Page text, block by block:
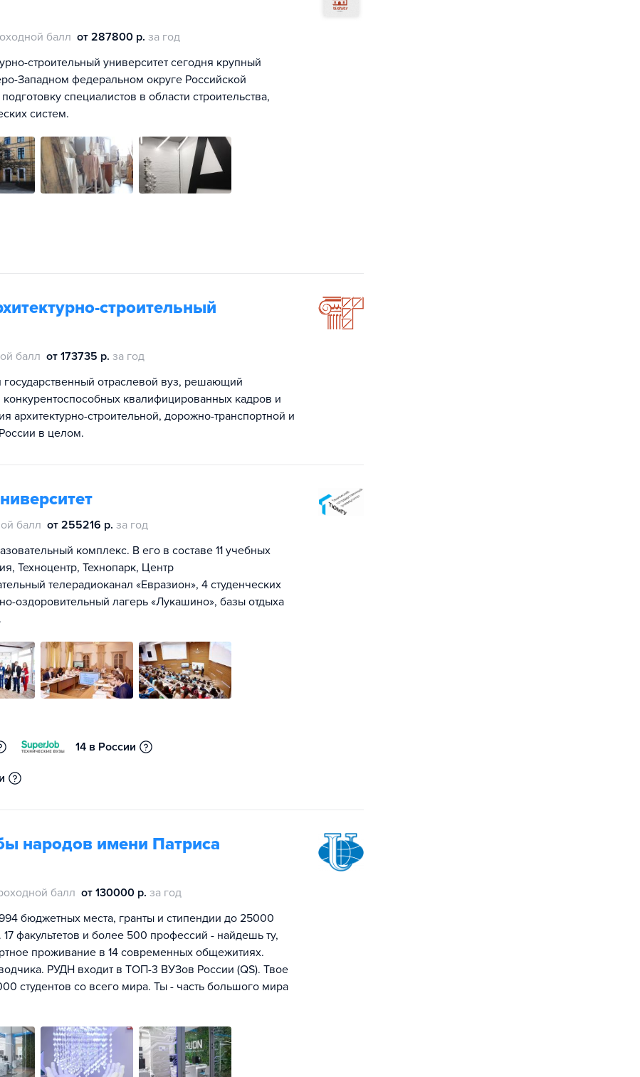
балл от 287800 р. за год
строительный университет сегодня крупный
Западном федеральном округе Российской
специалистов в области строительства,
систем.
строительный
балл от 173735 р. за год
отраслевой вуз, решающий
квалифицированных кадров и
архитектурно-строительной, дорожно-транспортной и
в целом.
балл от 255216 р. за год
комплекс. В его в составе 11 учебных
Техноцентр, Технопарк, Центр
телерадиоканал «Евразион», 4 студенческих
оздоровительный лагерь «Лукашино», базы отдыха
14 в России
народов имени Патриса
балл от 130000 р. за год
бюджетных места, гранты и стипендии до 25000
факультетов и более 500 профессий - найдешь ту,
проживание в 14 современных общежитиях.
РУДН входит в ТОП-3 ВУЗов России (QS). Твое
студентов со всего мира. Ты - часть большого мира